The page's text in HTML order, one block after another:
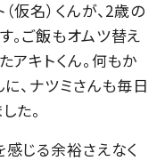
仮名）くんが、2歳の
。ご飯もオムツ替え
アキトくん。何もか
に、ナツミさんも毎日
た。
感じる余裕さえなく